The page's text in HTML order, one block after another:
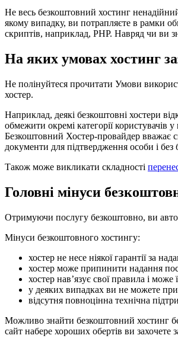
Не весь безкоштовний хостинг
якому випадку, ви потрапляєте в рамки
скриптів, наприклад, PHP. Навряд чи ви
На яких умовах хостинг
Не полінуйтеся прочитати Умови
хостер.
Наприклад, деякі безкоштовні хостери
обмежити окремі категорії користувачів
Безкоштовний Хостер-провайдер вважає
документи для підтвердження особи і без
Також може викликати складності
Головні мінуси
Отримуючи послугу безкоштовно, ви
Мінуси безкоштовного хостингу:
хостер не несе ніякої гарантії за
хостер може припинити надання
хостер нав’язує свої правила і
у деяких випадках ви не можете
відсутня повноцінна технічна
Можливо знайти безкоштовний хостинг
сайт набере хороших обертів ви